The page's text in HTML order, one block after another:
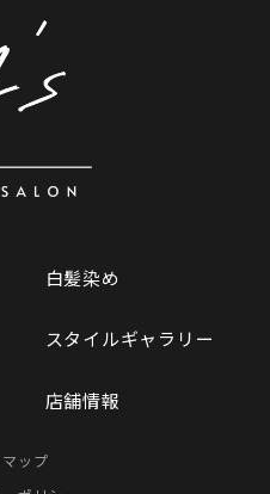
白髪染め
スタイルギャラリー
店舗情報
ップ